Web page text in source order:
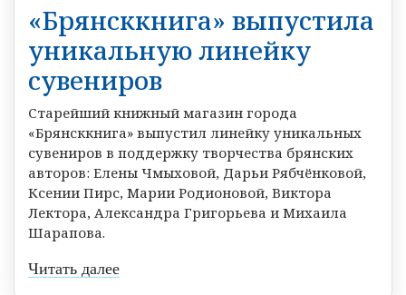
«Брянсккнига» выпустила
уникальную линейку
сувениров
Старейший книжный магазин города
«Брянсккнига» выпустил линейку уникальных
сувениров в поддержку творчества брянских
авторов: Елены Чмыховой, Дарьи Рябчёнковой,
Ксении Пирс, Марии Родионовой, Виктора
Лектора, Александра Григорьева и Михаила
Шарапова.
Читать далее